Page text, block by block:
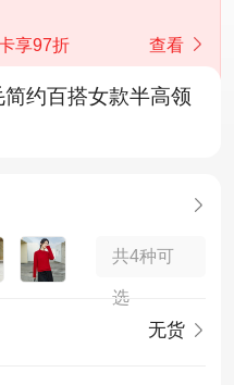
享97折 查看
约百搭女款半高领
共4种可
选
无货